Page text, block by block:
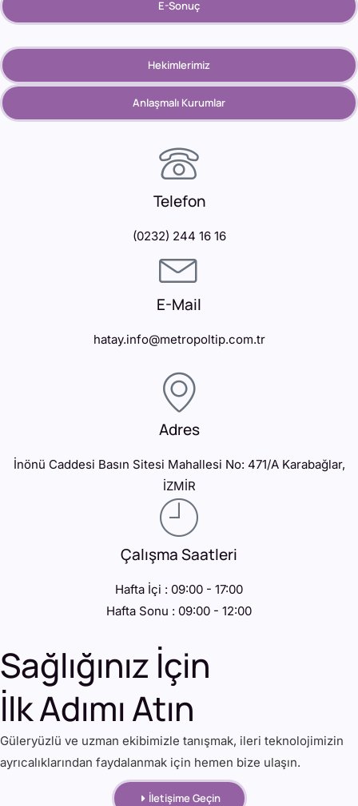
E-Sonuç
Hekimlerimiz
Anlaşmalı Kurumlar
Telefon
(0232) 244 16 16
E-Mail
hatay.info@metropoltip.com.tr
Adres
İnönü Caddesi Basın Sitesi Mahallesi No: 471/A Karabağlar,
İZMİR
Çalışma Saatleri
Hafta İçi : 09:00 - 17:00
Hafta Sonu : 09:00 - 12:00
Sağlığınız İçin
İlk Adımı Atın
Güleryüzlü ve uzman ekibimizle tanışmak, ileri teknolojimizin
ayrıcalıklarından faydalanmak için hemen bize ulaşın.
İletişime Geçin